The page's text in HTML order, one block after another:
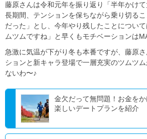
藤原さんは令和元年を振り返り「半年かけて
長期間、テンションを保ちながら乗り切る
だった」とし、今年やり残したことについ
ムツムですね」と早くもモチベーションは
急激に気温が下がり冬も本番ですが、藤原
ションと新キャラ登場で一層充実のツムツ
ないわ〜♪
金欠だって無問題！お金を
楽しいデートプランを紹介